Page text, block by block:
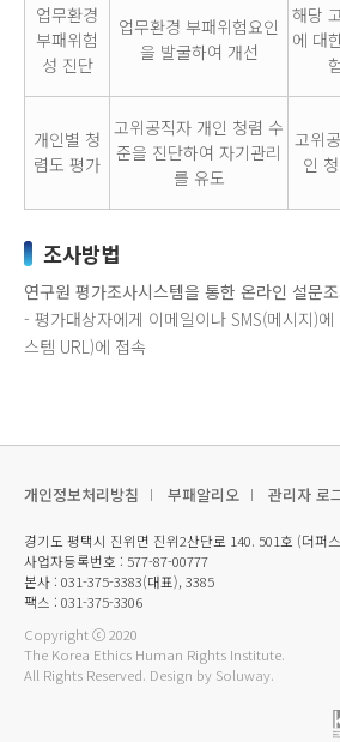
업무환경
부패위험
성 진단
업무환경 부패위험요인
을 발굴하여 개선
해당
에 대
개인별 청
렴도 평가
고위공직자 개인 청렴 수
준을 진단하여 자기관리
를 유도
고위
인
조사방법
연구원 평가조사시스템을 통한 온라인 설문
- 평가대상자에게 이메일이나 SMS(메시지)
스템 URL)에 접속
개인정보처리방침 부패알리오 관리자 로
경기도 평택시 진위면 진위2산단로 140. 501호 (더퍼
사업자등록번호 : 577-87-00777
본사 : 031-375-3383(대표), 3385
팩스 : 031-375-3306
Copyright ⓒ 2020
The Korea Ethics Human Rights Institute.
All Rights Reserved. Design by Soluway.